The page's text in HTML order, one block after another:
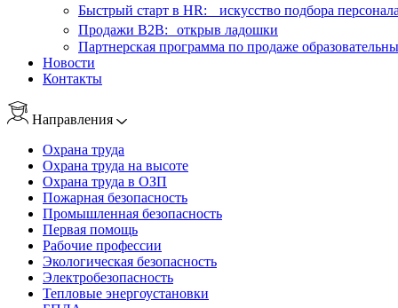
Быстрый старт в HR: искусство подбора персонала
Продажи B2B: открыв ладошки
Партнерская программа по продаже
Новости
Контакты
Направления
Охрана труда
Охрана труда на высоте
Охрана труда в ОЗП
Пожарная безопасность
Промышленная безопасность
Первая помощь
Рабочие профессии
Экологическая безопасность
Электробезопасность
Тепловые энергоустановки